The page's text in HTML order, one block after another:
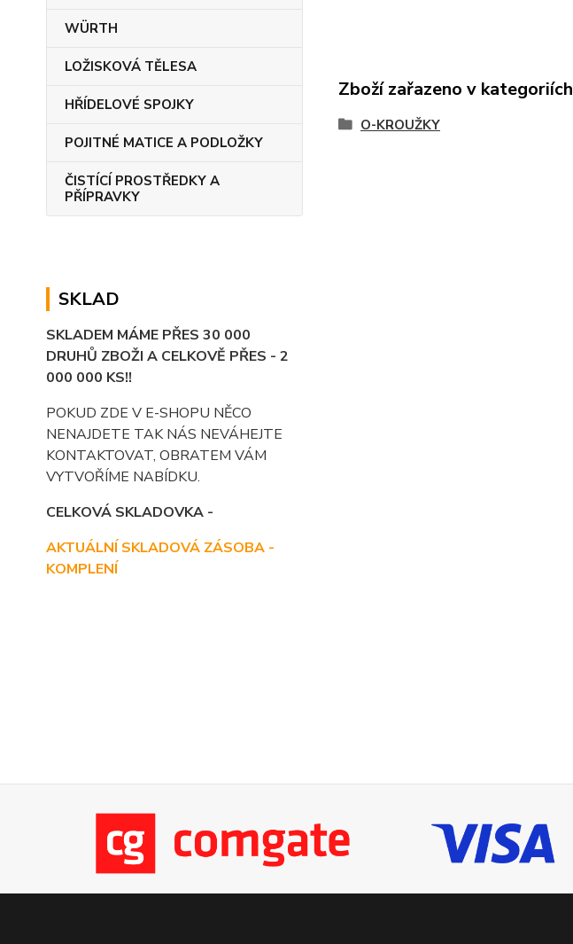
WÜRTH
LOŽISKOVÁ TĚLESA
HŘÍDELOVÉ SPOJKY
POJITNÉ MATICE A PODLOŽKY
ČISTÍCÍ PROSTŘEDKY A
PŘÍPRAVKY
SKLAD
SKLADEM MÁME PŘES 30 000
DRUHŮ ZBOŽI A CELKOVĚ PŘES - 2
000 000 KS!!
POKUD ZDE V E-SHOPU NĚCO
NENAJDETE TAK NÁS NEVÁHEJTE
KONTAKTOVAT, OBRATEM VÁM
VYTVOŘÍME NABÍDKU.
CELKOVÁ SKLADOVKA -
AKTUÁLNÍ SKLADOVÁ ZÁSOBA -
KOMPLENÍ
Zboží zařazeno v kategoriích
O-KROUŽKY